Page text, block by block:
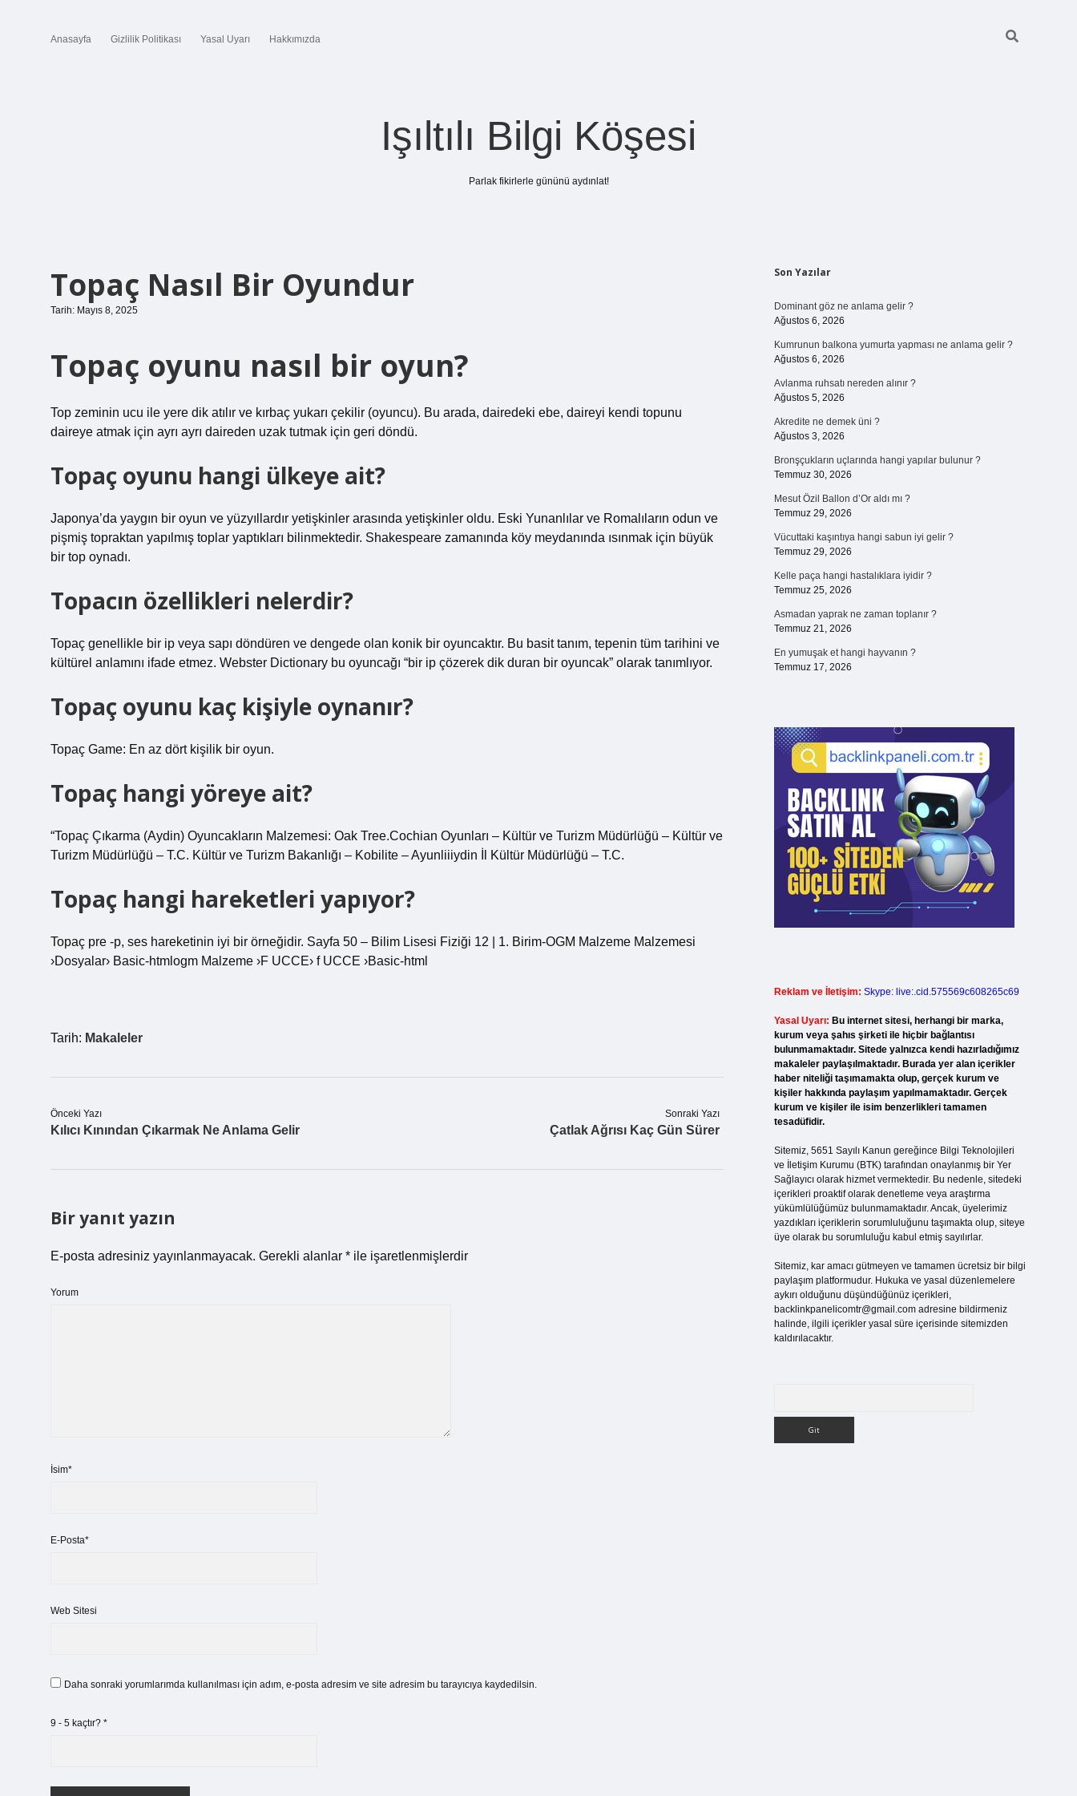
Anasayfa Gizlilik Politikası Yasal Uyarı Hakkımızda
Işıltılı Bilgi Köşesi
Parlak fikirlerle gününü aydınlat!
Topaç Nasıl Bir Oyundur
Tarih: Mayıs 8, 2025
Topaç oyunu nasıl bir oyun?
Top zeminin ucu ile yere dik atılır ve kırbaç yukarı çekilir (oyuncu). Bu arada, dairedeki ebe, daireyi kendi topunu
daireye atmak için ayrı ayrı daireden uzak tutmak için geri döndü.
Topaç oyunu hangi ülkeye ait?
Japonya’da yaygın bir oyun ve yüzyıllardır yetişkinler arasında yetişkinler oldu. Eski Yunanlılar ve Romalıların odun ve
pişmiş topraktan yapılmış toplar yaptıkları bilinmektedir. Shakespeare zamanında köy meydanında ısınmak için büyük
bir top oynadı.
Topacın özellikleri nelerdir?
Topaç genellikle bir ip veya sapı döndüren ve dengede olan konik bir oyuncaktır. Bu basit tanım, tepenin tüm tarihini ve
kültürel anlamını ifade etmez. Webster Dictionary bu oyuncağı “bir ip çözerek dik duran bir oyuncak” olarak tanımlıyor.
Topaç oyunu kaç kişiyle oynanır?
Topaç Game: En az dört kişilik bir oyun.
Topaç hangi yöreye ait?
“Topaç Çıkarma (Aydin) Oyuncakların Malzemesi: Oak Tree.Cochian Oyunları – Kültür ve Turizm Müdürlüğü – Kültür ve
Turizm Müdürlüğü – T.C. Kültür ve Turizm Bakanlığı – Kobilite – Ayunliiiydin İl Kültür Müdürlüğü – T.C.
Topaç hangi hareketleri yapıyor?
Topaç pre -p, ses hareketinin iyi bir örneğidir. Sayfa 50 – Bilim Lisesi Fiziği 12 | 1. Birim-OGM Malzeme Malzemesi
›Dosyalar› Basic-htmlogm Malzeme ›F UCCE› f UCCE ›Basic-html
Tarih: Makaleler
Önceki Yazı
Kılıcı Kınından Çıkarmak Ne Anlama Gelir
Sonraki Yazı
Çatlak Ağrısı Kaç Gün Sürer
Bir yanıt yazın
E-posta adresiniz yayınlanmayacak. Gerekli alanlar * ile işaretlenmişlerdir
Yorum
İsim*
E-Posta*
Web Sitesi
Daha sonraki yorumlarımda kullanılması için adım, e-posta adresim ve site adresim bu tarayıcıya kaydedilsin.
9 - 5 kaçtır? *
Sidebar
Son Yazılar
Dominant göz ne anlama gelir ?
Ağustos 6, 2026
Kumrunun balkona yumurta yapması ne anlama gelir ?
Ağustos 6, 2026
Avlanma ruhsatı nereden alınır ?
Ağustos 5, 2026
Akredite ne demek üni ?
Ağustos 3, 2026
Bronşçukların uçlarında hangi yapılar bulunur ?
Temmuz 30, 2026
Mesut Özil Ballon d’Or aldı mı ?
Temmuz 29, 2026
Vücuttaki kaşıntıya hangi sabun iyi gelir ?
Temmuz 29, 2026
Kelle paça hangi hastalıklara iyidir ?
Temmuz 25, 2026
Asmadan yaprak ne zaman toplanır ?
Temmuz 21, 2026
En yumuşak et hangi hayvanın ?
Temmuz 17, 2026
Reklam ve İletişim: Skype: live:.cid.575569c608265c69
Yasal Uyarı: Bu internet sitesi, herhangi bir marka,
kurum veya şahıs şirketi ile hiçbir bağlantısı
bulunmamaktadır. Sitede yalnızca kendi hazırladığımız
makaleler paylaşılmaktadır. Burada yer alan içerikler
haber niteliği taşımamakta olup, gerçek kurum ve
kişiler hakkında paylaşım yapılmamaktadır. Gerçek
kurum ve kişiler ile isim benzerlikleri tamamen
tesadüfidir.
Sitemiz, 5651 Sayılı Kanun gereğince Bilgi Teknolojileri
ve İletişim Kurumu (BTK) tarafından onaylanmış bir Yer
Sağlayıcı olarak hizmet vermektedir. Bu nedenle, sitedeki
içerikleri proaktif olarak denetleme veya araştırma
yükümlülüğümüz bulunmamaktadır. Ancak, üyelerimiz
yazdıkları içeriklerin sorumluluğunu taşımakta olup, siteye
üye olarak bu sorumluluğu kabul etmiş sayılırlar.
Sitemiz, kar amacı gütmeyen ve tamamen ücretsiz bir bilgi
paylaşım platformudur. Hukuka ve yasal düzenlemelere
aykırı olduğunu düşündüğünüz içerikleri,
backlinkpanelicomtr@gmail.comadresine bildirmeniz
halinde, ilgili içerikler yasal süre içerisinde sitemizden
kaldırılacaktır.